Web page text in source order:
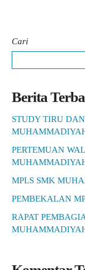
Cari
Berita
STUDY TIRU
PERTEMUAN
MPLS SMK
PEMBEKALAN
RAPAT